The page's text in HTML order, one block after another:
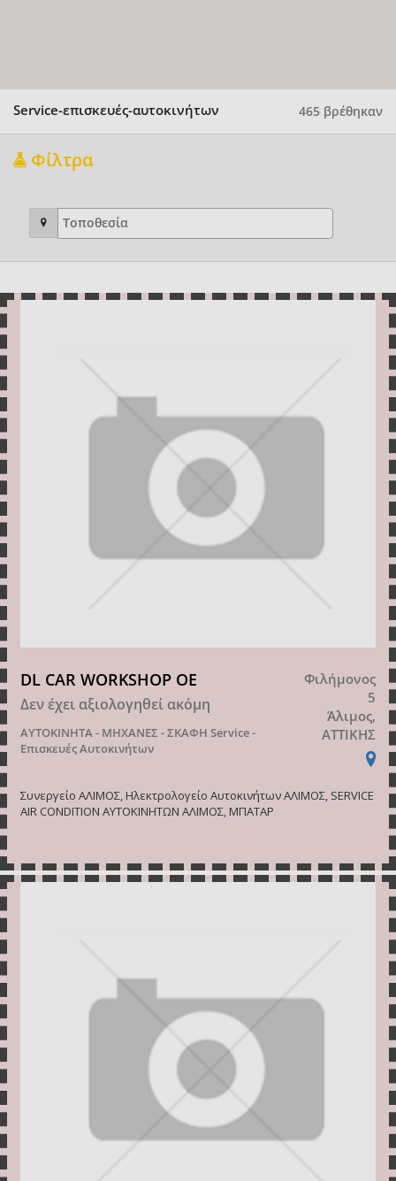
Service-επισκευές-αυτοκινήτων 465 βρέθηκαν
Φίλτρα
DL CAR WORKSHOP ΟΕ
Δεν έχει αξιολογηθεί ακόμη
ΑΥΤΟΚΙΝΗΤΑ - ΜΗΧΑΝΕΣ - ΣΚΑΦΗ Service -
Επισκευές Αυτοκινήτων
Φιλήμονος
5
Άλιμος,
ΑΤΤΙΚΗΣ
Συνεργείο ΑΛΙΜΟΣ, Ηλεκτρολογείο Αυτοκινήτων ΑΛΙΜΟΣ, SERVICE
AIR CONDITION ΑΥΤΟΚΙΝΗΤΩΝ ΑΛΙΜΟΣ, ΜΠΑΤΑΡ